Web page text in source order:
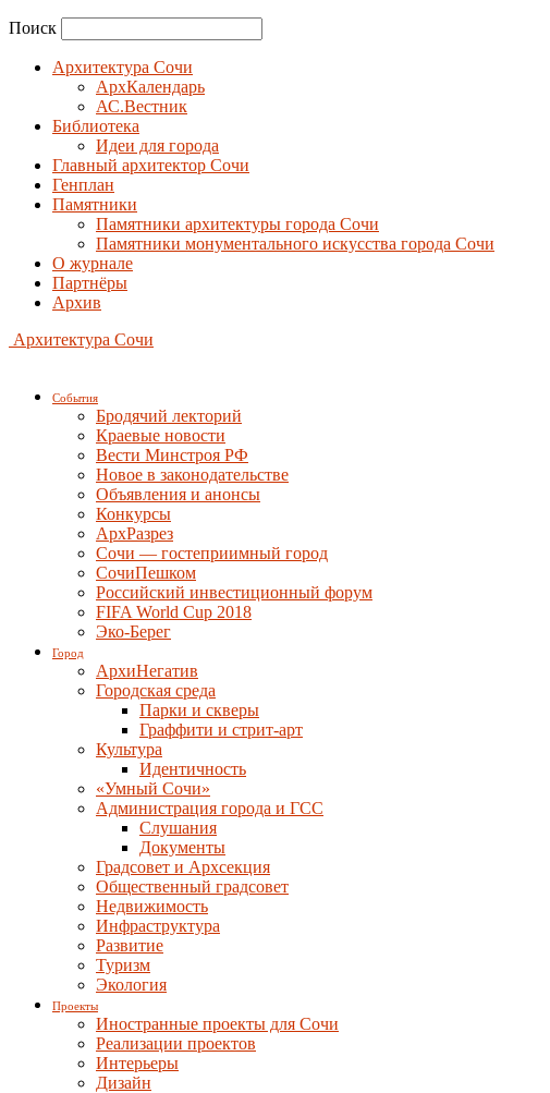
Поиск
Архитектура Сочи
АрхКалендарь
АС.Вестник
Библиотека
Идеи для города
Главный архитектор Сочи
Генплан
Памятники
Памятники архитектуры города Сочи
Памятники монументального искусства города Сочи
О журнале
Партнёры
Архив
Архитектура Сочи
События
Бродячий лекторий
Краевые новости
Вести Минстроя РФ
Новое в законодательстве
Объявления и анонсы
Конкурсы
АрхРазрез
Сочи — гостеприимный город
СочиПешком
Российский инвестиционный форум
FIFA World Cup 2018
Эко-Берег
Город
АрхиНегатив
Городская среда
Парки и скверы
Граффити и стрит-арт
Культура
Идентичность
«Умный Сочи»
Администрация города и ГСС
Слушания
Документы
Градсовет и Архсекция
Общественный градсовет
Недвижимость
Инфраструктура
Развитие
Туризм
Экология
Проекты
Иностранные проекты для Сочи
Реализации проектов
Интерьеры
Дизайн